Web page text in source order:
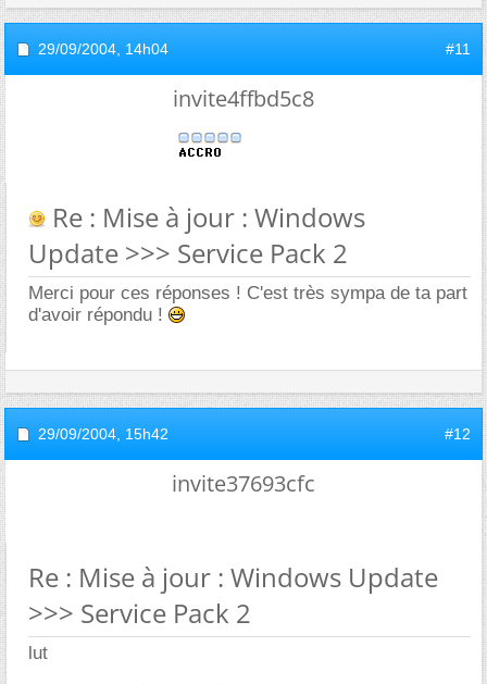
29/09/2004, 14h04 #11
invite4ffbd5c8
Re : Mise à jour : Windows
Update >>> Service Pack 2
Merci pour ces réponses ! C'est très sympa de ta part
d'avoir répondu !
29/09/2004, 15h42 #12
invite37693cfc
Re : Mise à jour : Windows Update
>>> Service Pack 2
lut